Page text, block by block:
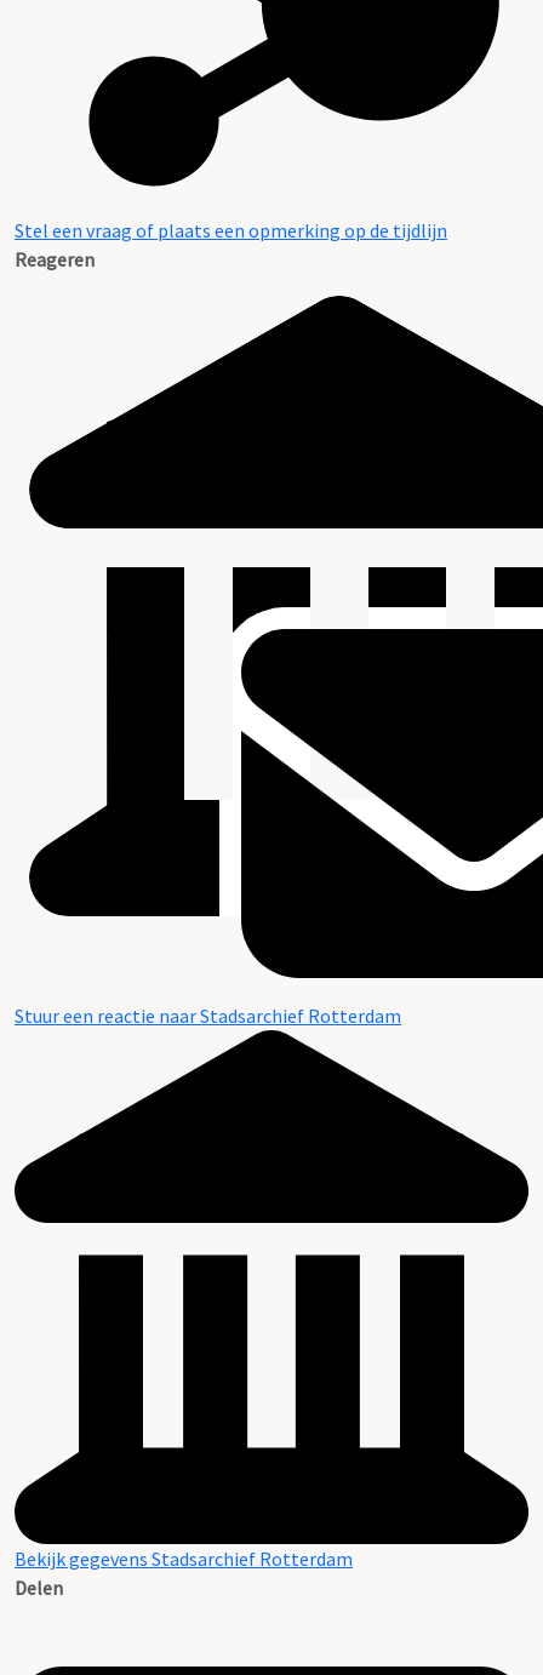
Stel een vraag of plaats een opmerking op de tijdlijn
Reageren
Stuur een reactie naar Stadsarchief Rotterdam
Bekijk gegevens Stadsarchief Rotterdam
Delen